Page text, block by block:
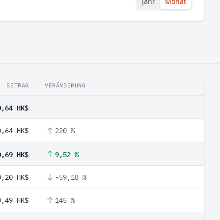
BETRAG VERÄNDERUNG
HK$
HK$ 220 %
HK$ 9,52 %
HK$ -59,18 %
HK$ 145 %